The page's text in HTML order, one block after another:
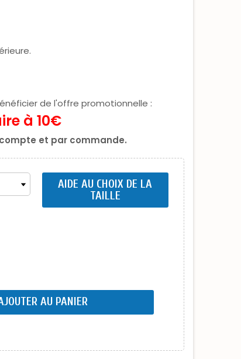
de l'offre promotionnelle :
à 10€
et par commande.
AIDE AU CHOIX DE LA
TAILLE
AU PANIER